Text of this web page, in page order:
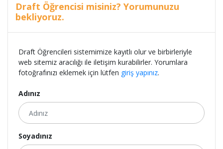
Draft Öğrencisi misiniz? Yorumunuzu
bekliyoruz.
Draft Öğrencileri sistemimize kayıtlı olur ve birbirleriyle
web sitemiz aracılığı ile iletişim kurabilirler. Yorumlara
fotoğrafınızı eklemek için lütfen giriş yapınız.
Adınız
Soyadınız